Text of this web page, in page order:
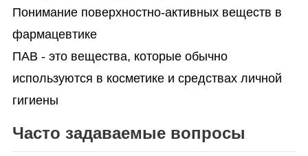
Понимание поверхностно-активных веществ в
фармацевтике
ПАВ - это вещества, которые обычно
используются в косметике и средствах личной
гигиены
Часто задаваемые вопросы